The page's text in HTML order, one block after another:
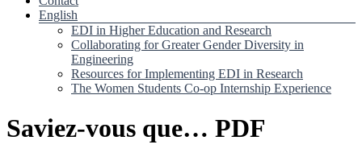
English
EDI in Higher Education and Research
Collaborating for Greater Gender Diversity in
Engineering
Resources for Implementing EDI in Research
The Women Students Co-op Internship Experience
Saviez-vous que… PDF